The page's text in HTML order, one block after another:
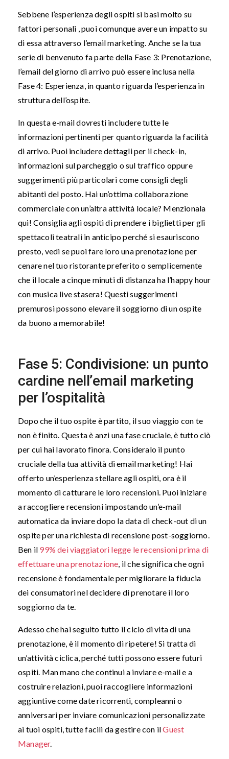
Sebbene l’esperienza degli ospiti si basi molto su
fattori personali , puoi comunque avere un impatto su
di essa attraverso l’email marketing. Anche se la tua
serie di benvenuto fa parte della Fase 3: Prenotazione,
l’email del giorno di arrivo può essere inclusa nella
Fase 4: Esperienza, in quanto riguarda l’esperienza in
struttura dell’ospite.
In questa e-mail dovresti includere tutte le
informazioni pertinenti per quanto riguarda la facilità
di arrivo. Puoi includere dettagli per il check-in,
informazioni sul parcheggio o sul traffico oppure
suggerimenti più particolari come consigli degli
abitanti del posto. Hai un’ottima collaborazione
commerciale con un’altra attività locale? Menzionala
qui! Consiglia agli ospiti di prendere i biglietti per gli
spettacoli teatrali in anticipo perché si esauriscono
presto, vedi se puoi fare loro una prenotazione per
cenare nel tuo ristorante preferito o semplicemente
che il locale a cinque minuti di distanza ha l’happy hour
con musica live stasera! Questi suggerimenti
premurosi possono elevare il soggiorno di un ospite
da buono amemorabile!
Fase 5: Condivisione: un punto
cardine nell’email marketing
per l’ospitalità
Dopo che il tuo ospite è partito, il suo viaggio con te
non è finito. Questa è anzi una fase cruciale, è tutto ciò
per cui hai lavorato finora. Consideralo il punto
cruciale della tua attività di email marketing! Hai
offerto un’esperienza stellare agli ospiti, ora è il
momento di catturare le loro recensioni. Puoi iniziare
a raccogliere recensioni impostando un’e-mail
automatica da inviare dopo la data di check-out di un
ospite per una richiesta di recensione post-soggiorno.
Ben il 99% dei viaggiatori legge le recensioni prima di
effettuare una prenotazione, il che significa che ogni
recensione è fondamentale per migliorare la fiducia
dei consumatori nel decidere di prenotare il loro
soggiorno da te.
Adesso che hai seguito tutto il ciclo di vita di una
prenotazione, è il momento di ripetere! Si tratta di
un’attività ciclica, perché tutti possono essere futuri
ospiti. Man mano che continui a inviare e-mail e a
costruire relazioni, puoi raccogliere informazioni
aggiuntive come date ricorrenti, compleanni o
anniversari per inviare comunicazioni personalizzate
ai tuoi ospiti, tutte facili da gestire con ilGuest
Manager.